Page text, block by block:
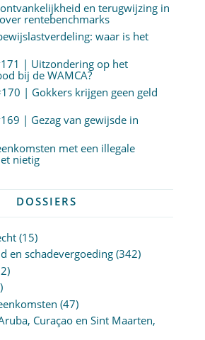
en terugwijzing in
rentebenchmarks
waar is het
| Uitzondering op het
bij de WAMCA?
| Gokkers krijgen geen geld
| Gezag van gewijsde in
met een illegale
nietig
DOSSIERS
(15)
en schadevergoeding(342)
(47)
Curaçao en Sint Maarten,